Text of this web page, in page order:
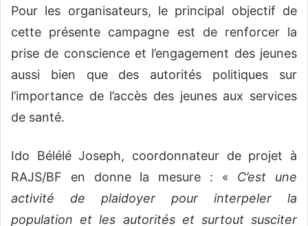
Pour les organisateurs, le principal objectif de
cette présente campagne est de renforcer la
prise de conscience et l’engagement des jeunes
aussi bien que des autorités politiques sur
l’importance de l’accès des jeunes aux services
de santé.
Ido Bélélé Joseph, coordonnateur de projet à
RAJS/BF en donne la mesure : « C’est une
activité de plaidoyer pour interpeler la
population et les autorités et surtout susciter